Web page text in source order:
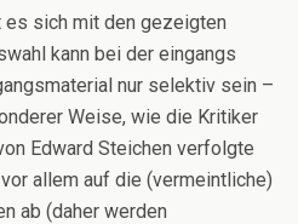
sich mit den gezeigten
kann bei der eingangs
nur selektiv sein –
Weise, wie die Kritiker
Edward Steichen verfolgte
allem auf die (vermeintliche)
ab (daher werden